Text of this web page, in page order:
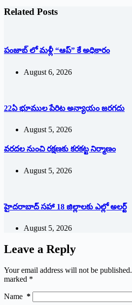
Related Posts
పంజాబ్ లో మళ్లీ “ఆప్” కే అధికారం
August 6, 2026
22ఏ భూముల పేరిట అన్యాయం జరగదు
August 5, 2026
వరదల నుంచి రక్షణకు కరకట్ట నిర్మాణం
August 5, 2026
హైదరాబాద్ సహా 18 జిల్లాలకు ఎల్లో అలర్ట్
August 5, 2026
Leave a Reply
Your email address will not be published.
marked *
Name *